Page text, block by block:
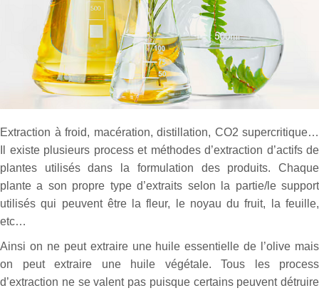
Extraction à froid, macération, distillation, CO2 supercritique…
Il existe plusieurs process et méthodes d’extraction d’actifs de
plantes utilisés dans la formulation des produits. Chaque
plante a son propre type d’extraits selon la partie/le support
utilisés qui peuvent être la fleur, le noyau du fruit, la feuille,
etc…
Ainsi on ne peut extraire une huile essentielle de l’olive mais
on peut extraire une huile végétale. Tous les process
d’extraction ne se valent pas puisque certains peuvent détruire